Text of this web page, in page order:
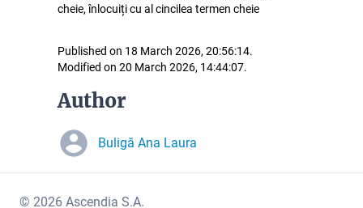
cheie, înlocuiți cu al cincilea termen cheie
Published on 18 March 2026, 20:56:14.
Modified on 20 March 2026, 14:44:07.
Author
Buligă Ana Laura
© 2026 Ascendia S.A.